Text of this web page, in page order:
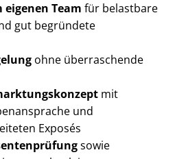
Team für belastbare
gut begründete
ohne überraschende
mit
und
Exposés
sowie